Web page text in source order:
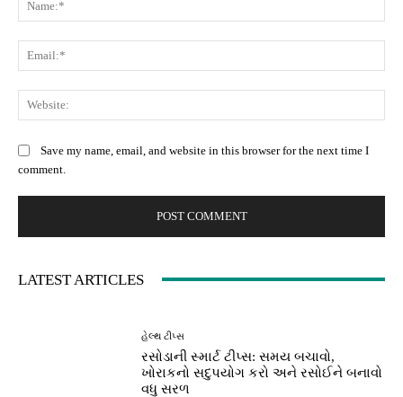
Save my name, email, and website in this browser for the next time I
comment.
LATEST ARTICLES
હેલ્થ ટીપ્સ
રસોડાની સ્માર્ટ ટીપ્સ: સમય બચાવો,
ખોરાકનો સદુપયોગ કરો અને રસોઈને બનાવો
વધુ સરળ